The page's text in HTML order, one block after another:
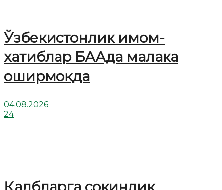
Ўзбекистонлик имом-
хатиблар БААда малака
оширмоқда
04.08.2026
24
Қалбларга сокинлик